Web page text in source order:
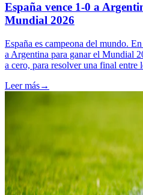
España vence 1-0 a
Mundial 2026
España es campeona del mundo.
a Argentina para ganar el Mundial
a cero, para resolver una final entre
Leer más→